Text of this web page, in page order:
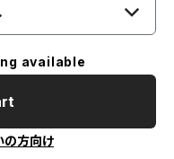
available
の方向け